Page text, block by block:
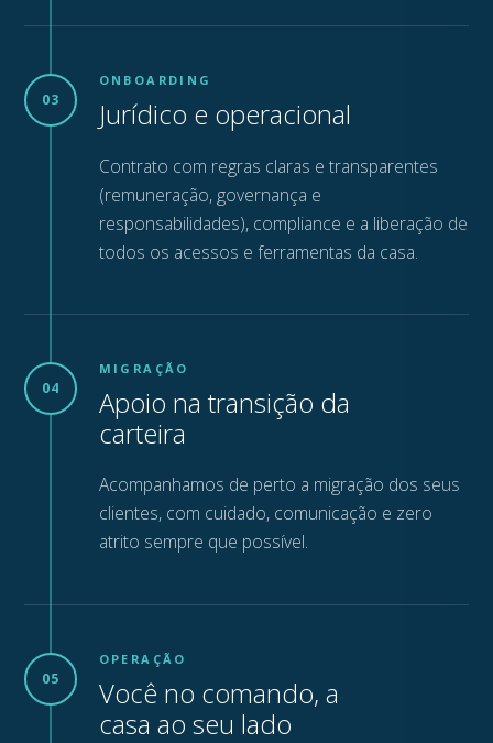
03
ONBOARDING
Jurídico e operacional
Contrato com regras claras e transparentes
(remuneração, governança e
responsabilidades), compliance e a liberação de
todos os acessos e ferramentas da casa.
04
MIGRAÇÃO
Apoio na transição da
carteira
Acompanhamos de perto a migração dos seus
clientes, com cuidado, comunicação e zero
atrito sempre que possível.
05
OPERAÇÃO
Você no comando, a
casa ao seu lado